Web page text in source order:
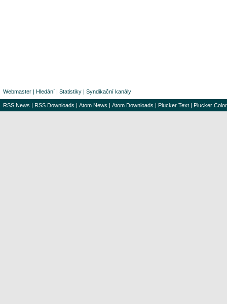
Webmaster | Hledání | Statistiky | Syndikační kanály
RSS News | RSS Downloads | Atom News | Atom Downloads | Plucker Text | Plucker Color